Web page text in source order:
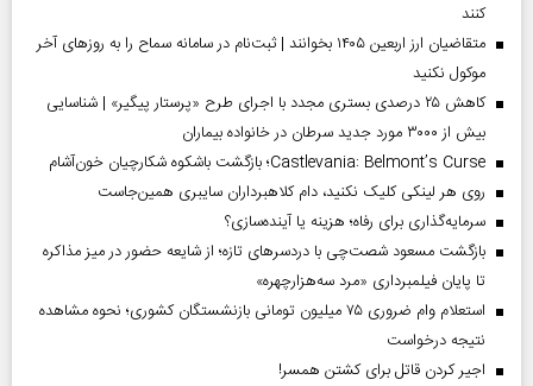
کنند
متقاضیان ارز اربعین ۱۴۰۵ بخوانند | ثبت‌نام در سامانه سماح را به روز‌های آخر
موکول نکنید
کاهش ۲۵ درصدی بستری مجدد با اجرای طرح «پرستار پیگیر» | شناسایی
بیش از ۳۰۰۰ مورد جدید سرطان در خانواده بیماران
Castlevania: Belmont’s Curse؛ بازگشت باشکوه شکارچیان خون‌آشام
روی هر لینکی کلیک نکنید، دام کلاهبرداران سایبری همین‌جاست
سرمایه‌گذاری برای رفاه؛ هزینه یا آینده‌سازی؟
بازگشت مسعود شصت‌چی با دردسر‌های تازه؛ از شایعه حضور در میز مذاکره
تا پایان فیلمبرداری «مرد سه‌هزارچهره»
استعلام وام ضروری ۷۵ میلیون تومانی بازنشستگان کشوری؛ نحوه مشاهده
نتیجه درخواست
اجیر کردن قاتل برای کشتن همسر!